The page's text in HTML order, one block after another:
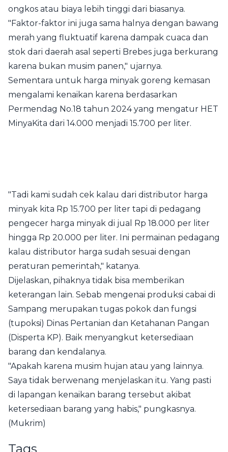
ongkos atau biaya lebih tinggi dari biasanya.
"Faktor-faktor ini juga sama halnya dengan bawang
merah yang fluktuatif karena dampak cuaca dan
stok dari daerah asal seperti Brebes juga berkurang
karena bukan musim panen," ujarnya.
Sementara untuk harga minyak goreng kemasan
mengalami kenaikan karena berdasarkan
Permendag No.18 tahun 2024 yang mengatur HET
MinyaKita dari 14.000 menjadi 15.700 per liter.
"Tadi kami sudah cek kalau dari distributor harga
minyak kita Rp 15.700 per liter tapi di pedagang
pengecer harga minyak di jual Rp 18.000 per liter
hingga Rp 20.000 per liter. Ini permainan pedagang
kalau distributor harga sudah sesuai dengan
peraturan pemerintah," katanya.
Dijelaskan, pihaknya tidak bisa memberikan
keterangan lain. Sebab mengenai produksi cabai di
Sampang merupakan tugas pokok dan fungsi
(tupoksi) Dinas Pertanian dan Ketahanan Pangan
(Disperta KP). Baik menyangkut ketersediaan
barang dan kendalanya.
"Apakah karena musim hujan atau yang lainnya.
Saya tidak berwenang menjelaskan itu. Yang pasti
di lapangan kenaikan barang tersebut akibat
ketersediaan barang yang habis," pungkasnya.
(Mukrim)
Tags